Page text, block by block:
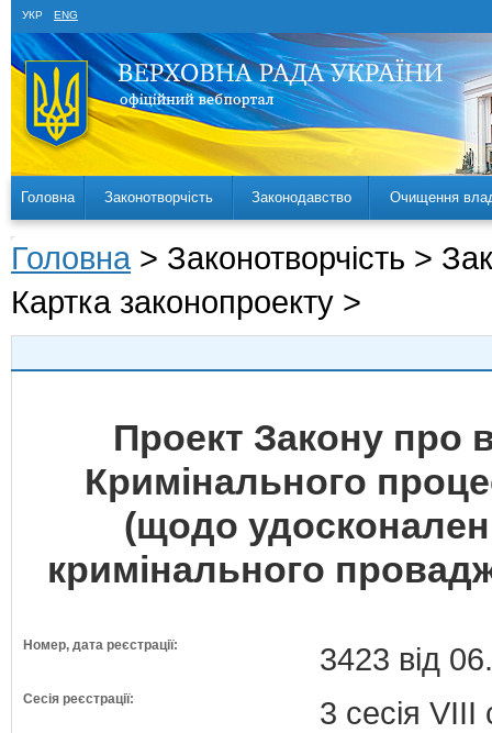
УКР ENG
Головна Законотворчість Законодавство Очищення
Головна > Законотворчість >
Картка законопроекту >
Проект Закону про
Кримінального
(щодо
кримінального
Номер, дата реєстрації: 3423 від
Сесія реєстрації: 3 сесія VIII